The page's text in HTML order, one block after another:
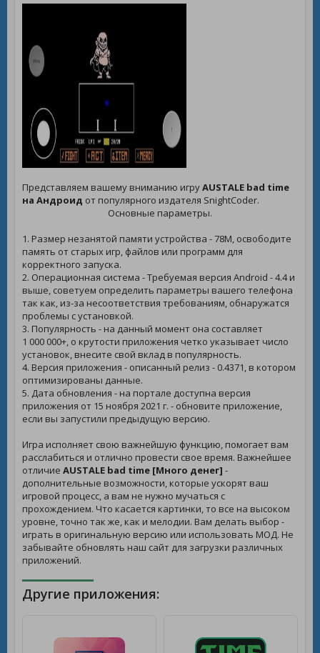
Представляем вашему вниманию игруAUSTALE bad time
на Андроид от популярного издателя SnightCoder.
Основные параметры.
1. Размер незанятой памяти устройства - 78M, освободите
память от старых игр, файлов или программ для
корректного запуска.
2. Операционная система - Требуемая версия Android - 4.4 и
выше, советуем определить параметры вашего телефона
так как, из-за несоответствия требованиям, обнаружатся
проблемы с установкой.
3. Популярность - на данный момент она составляет
1 000 000+, о крутости приложения четко указывает число
установок, внесите свой вклад в популярность.
4. Версия приложения - описанный релиз - 0.4371, в котором
оптимизированы данные.
5. Дата обновления - на портале доступна версия
приложения от 15 ноября 2021 г. - обновите приложение,
если вы запустили предыдущую версию.
Игра исполняет свою важнейшую функцию, помогает вам
расслабиться и отлично провести свое время. Важнейшее
отличие AUSTALE bad time [Много денег] -
дополнительные возможности, которые ускорят ваш
игровой процесс, а вам не нужно мучаться с
прохождением. Что касается картинки, то все на высоком
уровне, точно так же, как и мелодии. Вам делать выбор -
играть в оригинальную версию или использовать МОД. Не
забывайте обновлять наш сайт для загрузки различных
приложений.
Другие приложения: